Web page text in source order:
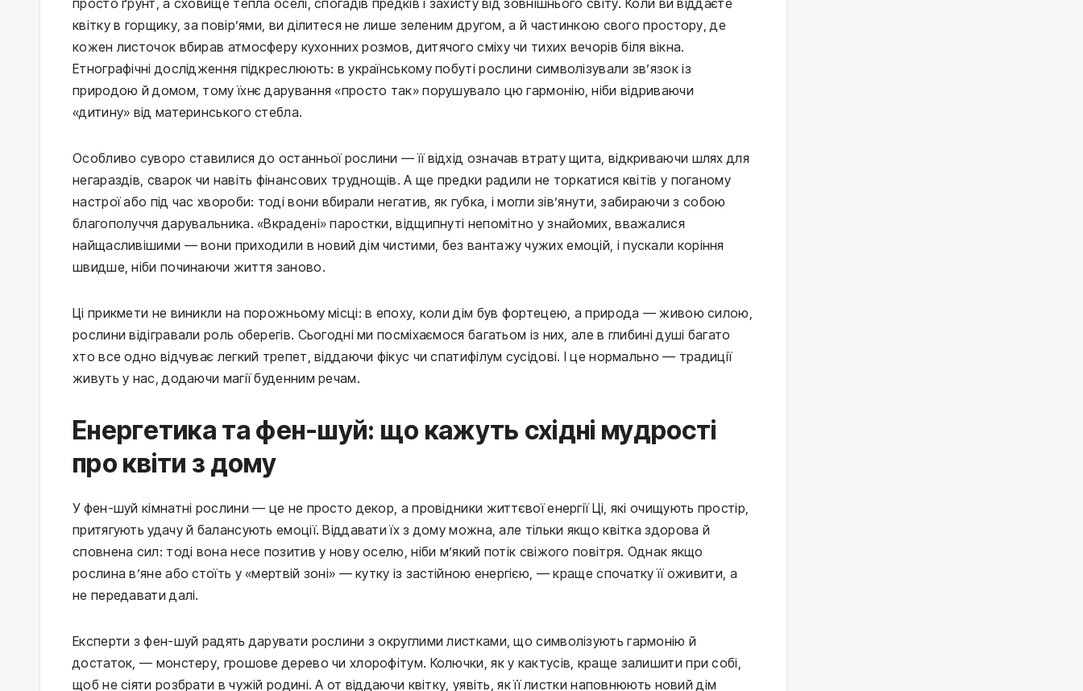
квітку в горщику, за повір’ями, ви ділитеся не лише зеленим другом, а й частинкою свого простору, де
кожен листочок вбирав атмосферу кухонних розмов, дитячого сміху чи тихих вечорів біля вікна.
Етнографічні дослідження підкреслюють: в українському побуті рослини символізували зв’язок із
природою й домом, тому їхнє дарування «просто так» порушувало цю гармонію, ніби відриваючи
«дитину» від материнського стебла.
Особливо суворо ставилися до останньої рослини — її відхід означав втрату щита, відкриваючи шлях для
негараздів, сварок чи навіть фінансових труднощів. А ще предки радили не торкатися квітів у поганому
настрої або під час хвороби: тоді вони вбирали негатив, як губка, і могли зів’янути, забираючи з собою
благополуччя дарувальника. «Вкрадені» паростки, відщипнуті непомітно у знайомих, вважалися
найщасливішими — вони приходили в новий дім чистими, без вантажу чужих емоцій, і пускали коріння
швидше, ніби починаючи життя заново.
Ці прикмети не виникли на порожньому місці: в епоху, коли дім був фортецею, а природа — живою силою,
рослини відігравали роль оберегів. Сьогодні ми посміхаємося багатьом із них, але в глибині душі багато
хто все одно відчуває легкий трепет, віддаючи фікус чи спатифілум сусідові. І це нормально — традиції
живуть у нас, додаючи магії буденним речам.
Енергетика та фен-шуй: що кажуть східні мудрості
про квіти з дому
У фен-шуй кімнатні рослини — це не просто декор, а провідники життєвої енергії Ці, які очищують простір,
притягують удачу й балансують емоції. Віддавати їх з дому можна, але тільки якщо квітка здорова й
сповнена сил: тоді вона несе позитив у нову оселю, ніби м’який потік свіжого повітря. Однак якщо
рослина в’яне або стоїть у «мертвій зоні» — кутку із застійною енергією, — краще спочатку її оживити, а
не передавати далі.
Експерти з фен-шуй радять дарувати рослини з округлими листками, що символізують гармонію й
достаток, — монстеру, грошове дерево чи хлорофітум. Колючки, як у кактусів, краще залишити при собі,
щоб не сіяти розбрати в чужій родині. А от віддаючи квітку, уявіть, як її листки наповнюють новий дім